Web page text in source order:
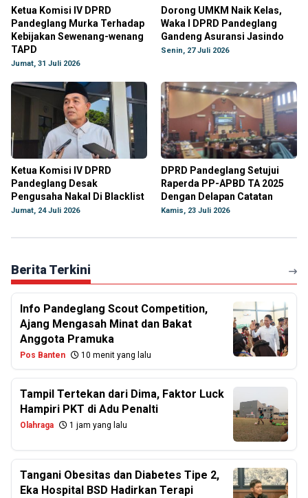
Ketua Komisi IV DPRD
Pandeglang Murka Terhadap
Kebijakan Sewenang-wenang
TAPD
Jumat, 31 Juli 2026
Dorong UMKM Naik Kelas,
Waka I DPRD Pandeglang
Gandeng Asuransi Jasindo
Senin, 27 Juli 2026
Ketua Komisi IV DPRD
Pandeglang Desak
Pengusaha Nakal Di Blacklist
Jumat, 24 Juli 2026
DPRD Pandeglang Setujui
Raperda PP-APBD TA 2025
Dengan Delapan Catatan
Kamis, 23 Juli 2026
Berita Terkini
Info Pandeglang Scout Competition,
Ajang Mengasah Minat dan Bakat
Anggota Pramuka
Pos Banten 10 menit yang lalu
Tampil Tertekan dari Dima, Faktor Luck
Hampiri PKT di Adu Penalti
Olahraga 1 jam yang lalu
Tangani Obesitas dan Diabetes Tipe 2,
Eka Hospital BSD Hadirkan Terapi